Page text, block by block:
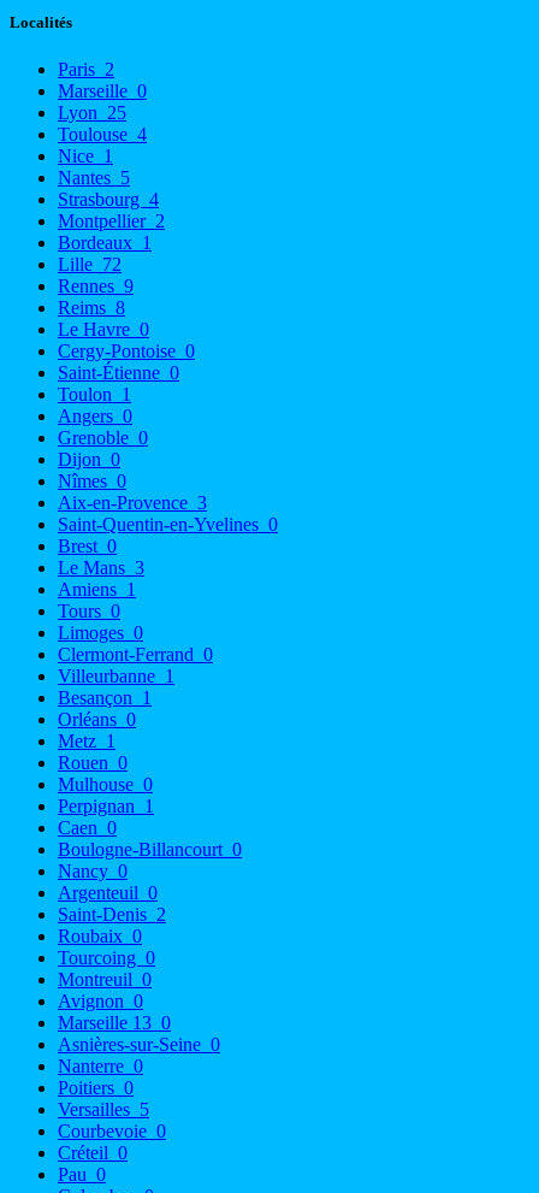
Localités
Paris 2
Marseille 0
Lyon 25
Toulouse 4
Nice 1
Nantes 5
Strasbourg 4
Montpellier 2
Bordeaux 1
Lille 72
Rennes 9
Reims 8
Le Havre 0
Cergy-Pontoise 0
Saint-Étienne 0
Toulon 1
Angers 0
Grenoble 0
Dijon 0
Nîmes 0
Aix-en-Provence 3
Saint-Quentin-en-Yvelines 0
Brest 0
Le Mans 3
Amiens 1
Tours 0
Limoges 0
Clermont-Ferrand 0
Villeurbanne 1
Besançon 1
Orléans 0
Metz 1
Rouen 0
Mulhouse 0
Perpignan 1
Caen 0
Boulogne-Billancourt 0
Nancy 0
Argenteuil 0
Saint-Denis 2
Roubaix 0
Tourcoing 0
Montreuil 0
Avignon 0
Marseille 13 0
Asnières-sur-Seine 0
Nanterre 0
Poitiers 0
Versailles 5
Courbevoie 0
Créteil 0
Pau 0